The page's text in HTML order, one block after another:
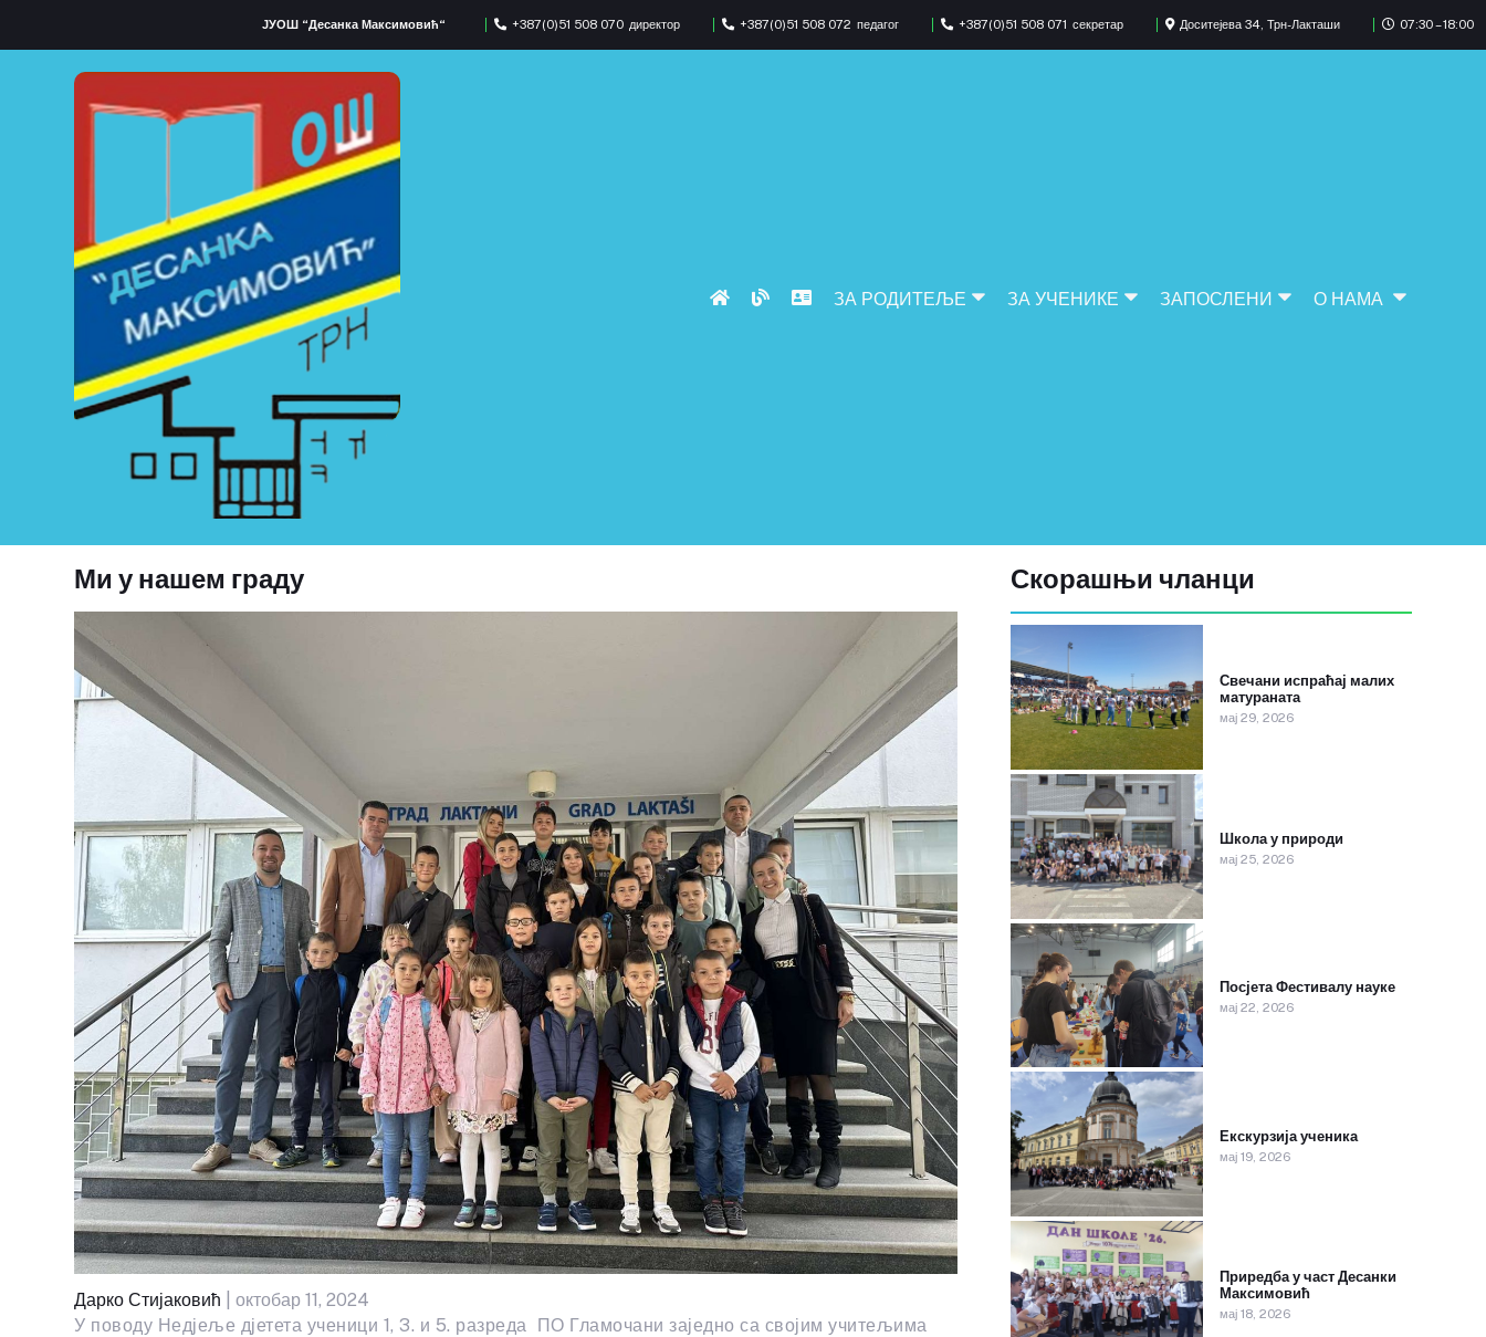
ЈУОШ “Десанка Максимовић“ +387(0)51 508 070 директор +387(0)51 508 072 педагог +387(0)51 508 071 секретар Доситејева 34, Трн-Лакташи 07:30 – 18:00
ЗА РОДИТЕЉЕ ЗА УЧЕНИКЕ ЗАПОСЛЕНИ О НАМА
Ми у нашем граду
Дарко Стијаковић | октобар 11, 2024
У поводу Нед‌јеље д‌јетета ученици 1, 3. и 5. разреда ПО Гламочани заједно са својим учитељима
Скорашњи чланци
Свечани испраћај малих
матураната
мај 29, 2026
Школа у природи
мај 25, 2026
Посјета Фестивалу науке
мај 22, 2026
Екскурзија ученика
мај 19, 2026
Приредба у част Десанки
Максимовић
мај 18, 2026